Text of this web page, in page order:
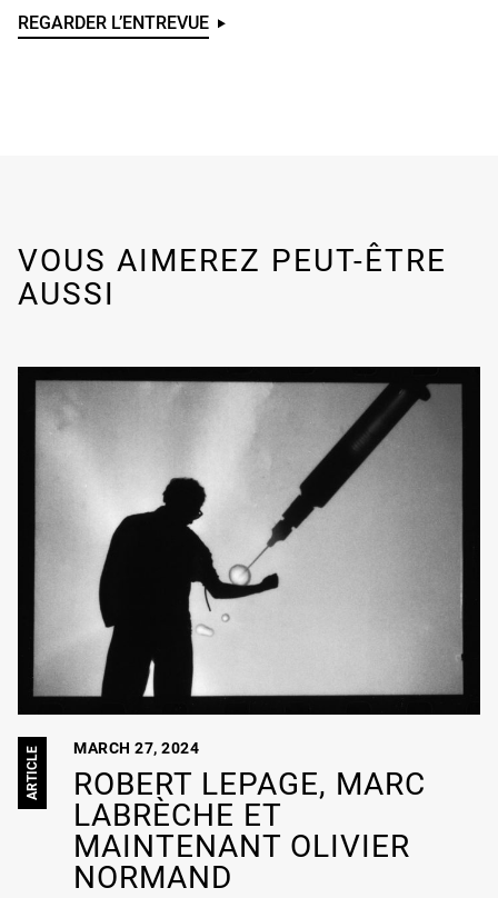
REGARDER L’ENTREVUE
U
D
VOUS AIMEREZ PEUT-ÊTRE
AUSSI
ARTICLE
ROBERT LEPAGE, MARC
LABRÈCHE ET
MAINTENANT OLIVIER
NORMAND
MARCH 27, 2024